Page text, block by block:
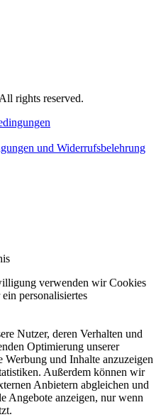
rights reserved.
und Widerrufsbelehrung
verwenden wir Cookies
personalisiertes
Nutzer, deren Verhalten und
Optimierung unserer
Werbung und Inhalte anzuzeigen
Außerdem können wir
Anbietern abgleichen und
Angebote anzeigen, nur wenn